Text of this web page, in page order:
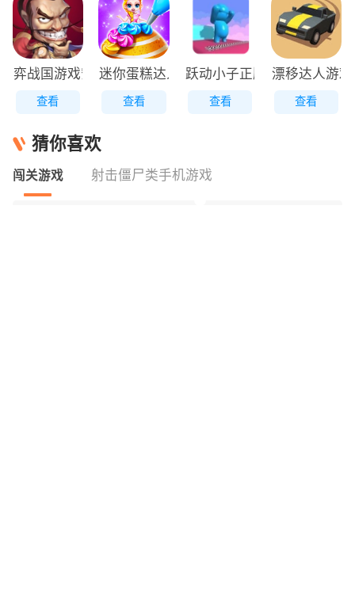
弈战国游戏安装包
查看
迷你蛋糕达人原版
查看
跃动小子正版
查看
漂移达人游
查看
猜你喜欢
闯关游戏 射击僵尸类手机游戏